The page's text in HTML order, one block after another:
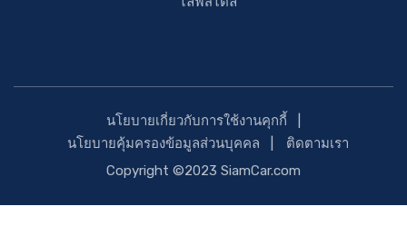
นโยบายเกี่ยวกับการใช้งานคุกกี้
นโยบายคุ้มครองข้อมูลส่วนบุคคล
ติดตามเรา
Copyright ©2023 SiamCar.com